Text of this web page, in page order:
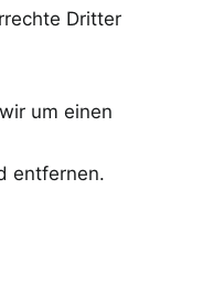
Dritter
um einen
entfernen.